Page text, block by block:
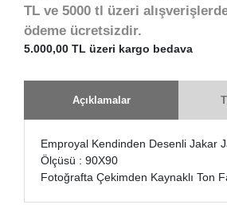
TL ve 5000 tl üzeri
ödeme ücretsizdir.
5.000,00 TL üzeri kargo bedava
Açıklamalar
Emproyal Kendinden Desenli Jakar
Ölçüsü : 90X90
Fotoğrafta Çekimden Kaynaklı Ton